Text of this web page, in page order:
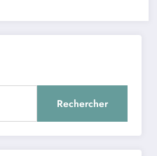
Rechercher